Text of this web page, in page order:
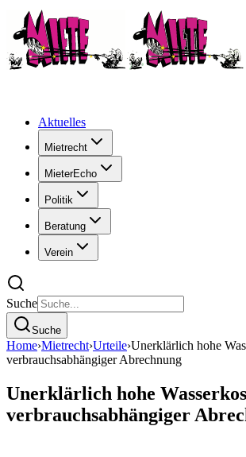
Aktuelles
Mietrecht
MieterEcho
Politik
Beratung
Verein
Suche
Suche
Home›Mietrecht›Urteile›Unerklärlich hohe
verbrauchsabhängiger Abrechnung
Unerklärlich hohe
verbrauchsabhängiger